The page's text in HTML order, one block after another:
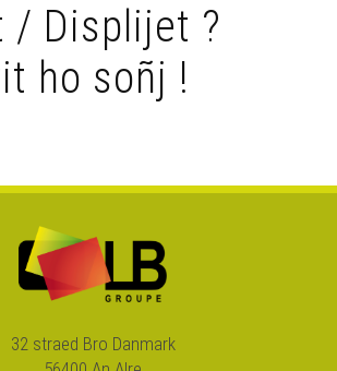
bemdez 35 – Avel zo
bemdez 37 – Ganin, ganit, gantañ
bemdez 38 – Du-pok
/ Displijet ?
ho soñj !
32 straed Bro Danmark